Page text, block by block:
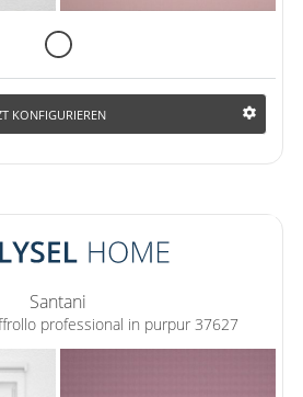
KONFIGURIEREN
Santani
professional in purpur 37627